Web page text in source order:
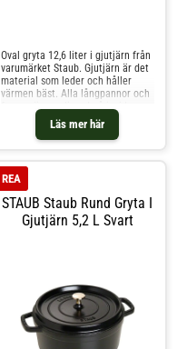
Läs mer här
Oval gryta 12,6 liter i gjutjärn från
varumärket Staub. Gjutjärn är det
material som leder och håller
värmen bäst. Alla långpannor och
former är emaljerad på insidan
och utsidan. Locken är helt täta
och försluter ångan väl.
Mässingknoppen på locken tål upp
användas på alla värmekällor,
även induktion. Tål maskindisk,
men handdisk är att
rekommendera. Shoppa Grytor
och mer Pannor & Kokkärl hos
STAUB Staub Rund Gryta I
Gjutjärn 5,2 L Svart
REA